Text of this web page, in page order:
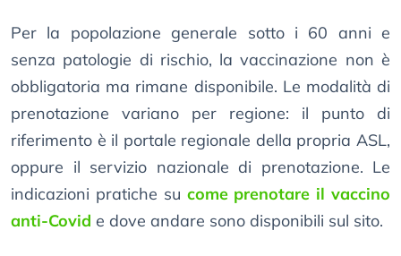
Per la popolazione generale sotto i 60 anni e
senza patologie di rischio, la vaccinazione non è
obbligatoria ma rimane disponibile. Le modalità di
prenotazione variano per regione: il punto di
riferimento è il portale regionale della propria ASL,
oppure il servizio nazionale di prenotazione. Le
indicazioni pratiche su come prenotare il vaccino
anti-Covid e dove andare sono disponibili sul sito.